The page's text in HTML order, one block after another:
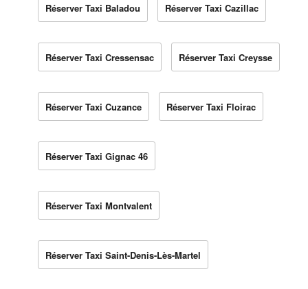
Réserver Taxi Baladou Réserver Taxi Cazillac
Réserver Taxi Cressensac Réserver Taxi Creysse
Réserver Taxi Cuzance Réserver Taxi Floirac
Réserver Taxi Gignac 46
Réserver Taxi Montvalent
Réserver Taxi Saint-Denis-Lès-Martel